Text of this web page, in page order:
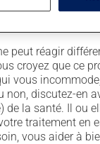
une accélération
peut réagir
croyez que ce
vous
non, discutez-en
de la santé. Il ou
traitement en
vous aider à